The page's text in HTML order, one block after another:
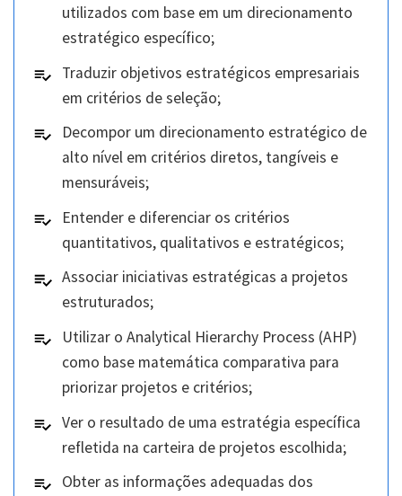
utilizados com base em um direcionamento
estratégico específico;
Traduzir objetivos estratégicos empresariais
em critérios de seleção;
Decompor um direcionamento estratégico de
alto nível em critérios diretos, tangíveis e
mensuráveis;
Entender e diferenciar os critérios
quantitativos, qualitativos e estratégicos;
Associar iniciativas estratégicas a projetos
estruturados;
Utilizar o Analytical Hierarchy Process (AHP)
como base matemática comparativa para
priorizar projetos e critérios;
Ver o resultado de uma estratégia específica
refletida na carteira de projetos escolhida;
Obter as informações adequadas dos